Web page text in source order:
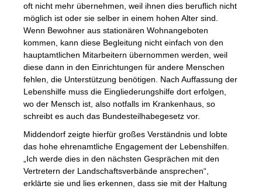
oft nicht mehr übernehmen, weil ihnen dies beruflich nicht
möglich ist oder sie selber in einem hohen Alter sind.
Wenn Bewohner aus stationären Wohnangeboten
kommen, kann diese Begleitung nicht einfach von den
hauptamtlichen Mitarbeitern übernommen werden, weil
diese dann in den Einrichtungen für andere Menschen
fehlen, die Unterstützung benötigen. Nach Auffassung der
Lebenshilfe muss die Eingliederungshilfe dort erfolgen,
wo der Mensch ist, also notfalls im Krankenhaus, so
schreibt es auch das Bundesteilhabegesetz vor.
Middendorf zeigte hierfür großes Verständnis und lobte
das hohe ehrenamtliche Engagement der Lebenshilfen.
„Ich werde dies in den nächsten Gesprächen mit den
Vertretern der Landschaftsverbände ansprechen“,
erklärte sie und lies erkennen, dass sie mit der Haltung